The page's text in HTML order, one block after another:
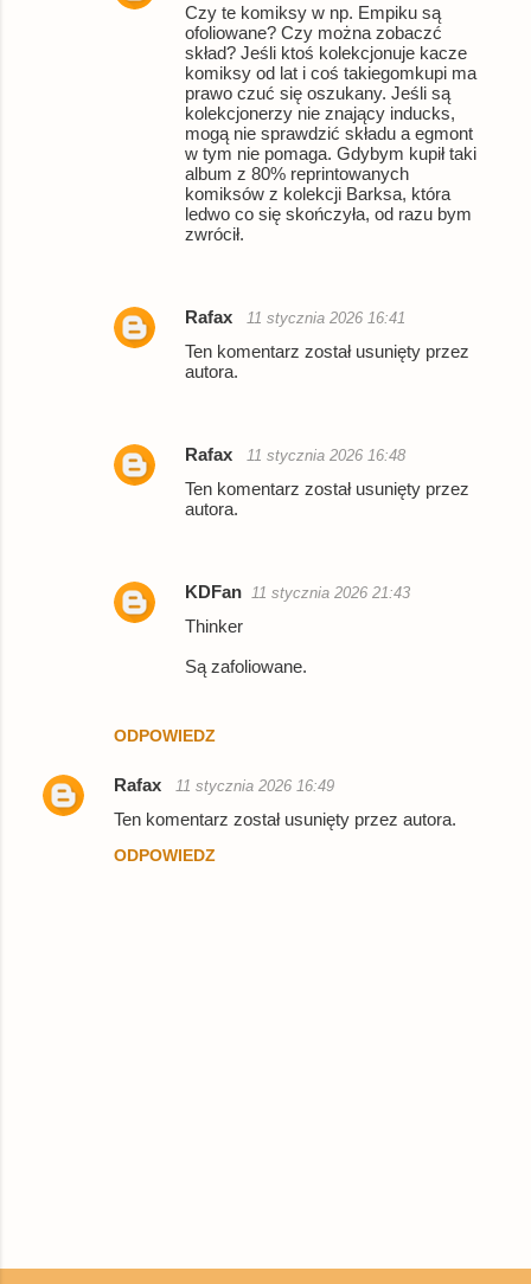
ODPOWIEDZ
Czy te komiksy w np. Empiku są
ofoliowane? Czy można zobaczć
skład? Jeśli ktoś kolekcjonuje kacze
komiksy od lat i coś takiegomkupi ma
prawo czuć się oszukany. Jeśli są
kolekcjonerzy nie znający inducks,
mogą nie sprawdzić składu a egmont
w tym nie pomaga. Gdybym kupił taki
album z 80% reprintowanych
komiksów z kolekcji Barksa, która
ledwo co się skończyła, od razu bym
zwrócił.
Rafax 11 stycznia 2026 16:41
Ten komentarz został usunięty przez
autora.
Rafax 11 stycznia 2026 16:48
Ten komentarz został usunięty przez
autora.
KDFan 11 stycznia 2026 21:43
Thinker
Są zafoliowane.
Rafax 11 stycznia 2026 16:49
Ten komentarz został usunięty przez autora.
ODPOWIEDZ